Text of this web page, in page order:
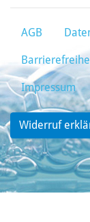
AGB
Impressum
Widerruf